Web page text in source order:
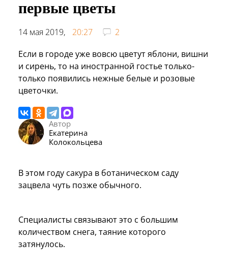
первые цветы
14 мая 2019, 20:27
2
Если в городе уже вовсю цветут яблони, вишни
и сирень, то на иностранной гостье только-
только появились нежные белые и розовые
цветочки.
Автор
Екатерина
Колокольцева
В этом году сакура в ботаническом саду
зацвела чуть позже обычного.
Специалисты связывают это с большим
количеством снега, таяние которого
затянулось.